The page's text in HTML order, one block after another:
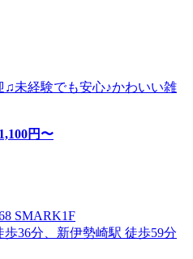
未経験でも安心♪かわいい雑
円〜
SMARK1F
36分、新伊勢崎駅 徒歩59分